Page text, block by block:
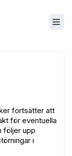
fortsätter att
för eventuella
följer upp
i